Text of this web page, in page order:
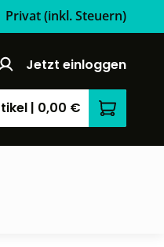
Privat(inkl. Steuern)
Jetzt einloggen
| 0,00 €